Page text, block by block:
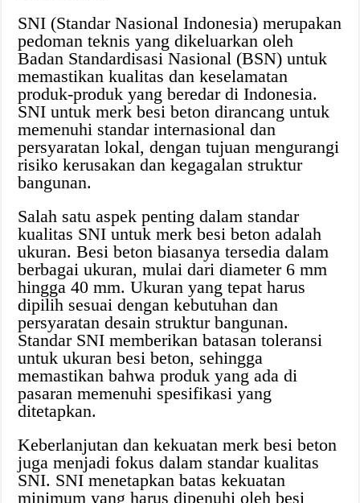
SNI (Standar Nasional Indonesia) merupakan
pedoman teknis yang dikeluarkan oleh
Badan Standardisasi Nasional (BSN) untuk
memastikan kualitas dan keselamatan
produk-produk yang beredar di Indonesia.
SNI untuk merk besi beton dirancang untuk
memenuhi standar internasional dan
persyaratan lokal, dengan tujuan mengurangi
risiko kerusakan dan kegagalan struktur
bangunan.
Salah satu aspek penting dalam standar
kualitas SNI untuk merk besi beton adalah
ukuran. Besi beton biasanya tersedia dalam
berbagai ukuran, mulai dari diameter 6 mm
hingga 40 mm. Ukuran yang tepat harus
dipilih sesuai dengan kebutuhan dan
persyaratan desain struktur bangunan.
Standar SNI memberikan batasan toleransi
untuk ukuran besi beton, sehingga
memastikan bahwa produk yang ada di
pasaran memenuhi spesifikasi yang
ditetapkan.
Keberlanjutan dan kekuatan merk besi beton
juga menjadi fokus dalam standar kualitas
SNI. SNI menetapkan batas kekuatan
minimum yang harus dipenuhi oleh besi